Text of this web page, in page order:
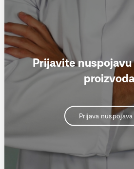
Prijavite
Prijava nuspojava